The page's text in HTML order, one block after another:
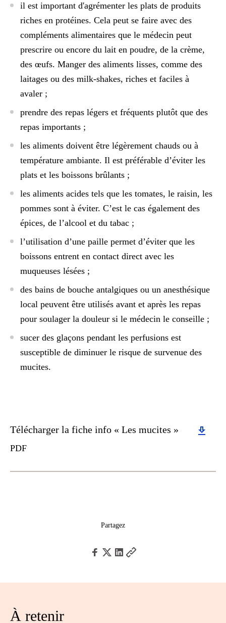
il est important d'agrémenter les plats de produits
riches en protéines. Cela peut se faire avec des
compléments alimentaires que le médecin peut
prescrire ou encore du lait en poudre, de la crème,
des œufs. Manger des aliments lisses, comme des
laitages ou des milk-shakes, riches et faciles à
avaler ;
prendre des repas légers et fréquents plutôt que des
repas importants ;
les aliments doivent être légèrement chauds ou à
température ambiante. Il est préférable d’éviter les
plats et les boissons brûlants ;
les aliments acides tels que les tomates, le raisin, les
pommes sont à éviter. C’est le cas également des
épices, de l’alcool et du tabac ;
l’utilisation d’une paille permet d’éviter que les
boissons entrent en contact direct avec les
muqueuses lésées ;
des bains de bouche antalgiques ou un anesthésique
local peuvent être utilisés avant et après les repas
pour soulager la douleur si le médecin le conseille ;
sucer des glaçons pendant les perfusions est
susceptible de diminuer le risque de survenue des
mucites.
Download
Télécharger la fiche info « Les mucites »
PDF
Partagez
À retenir